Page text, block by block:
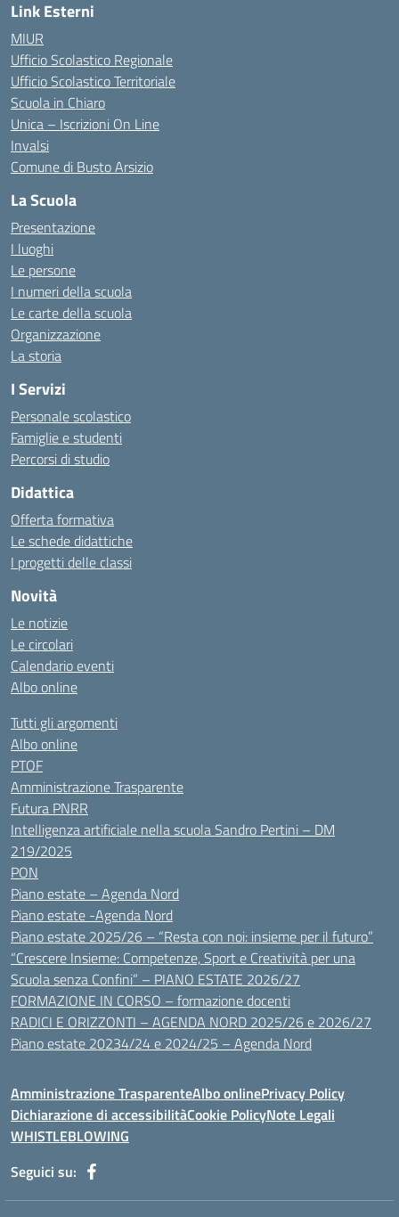
Link Esterni
MIUR
Ufficio Scolastico Regionale
Ufficio Scolastico Territoriale
Scuola in Chiaro
Unica – Iscrizioni On Line
Invalsi
Comune di Busto Arsizio
La Scuola
Presentazione
I luoghi
Le persone
I numeri della scuola
Le carte della scuola
Organizzazione
La storia
I Servizi
Personale scolastico
Famiglie e studenti
Percorsi di studio
Didattica
Offerta formativa
Le schede didattiche
I progetti delle classi
Novità
Le notizie
Le circolari
Calendario eventi
Albo online
Tutti gli argomenti
Albo online
PTOF
Amministrazione Trasparente
Futura PNRR
Intelligenza artificiale nella scuola Sandro Pertini – DM
219/2025
PON
Piano estate – Agenda Nord
Piano estate -Agenda Nord
Piano estate 2025/26 – “Resta con noi: insieme per il futuro”
“Crescere Insieme: Competenze, Sport e Creatività per una
Scuola senza Confini” – PIANO ESTATE 2026/27
FORMAZIONE IN CORSO – formazione docenti
RADICI E ORIZZONTI – AGENDA NORD 2025/26 e 2026/27
Piano estate 20234/24 e 2024/25 – Agenda Nord
Amministrazione TrasparenteAlbo onlinePrivacy Policy
Dichiarazione di accessibilitàCookie PolicyNote Legali
WHISTLEBLOWING
Seguici su: